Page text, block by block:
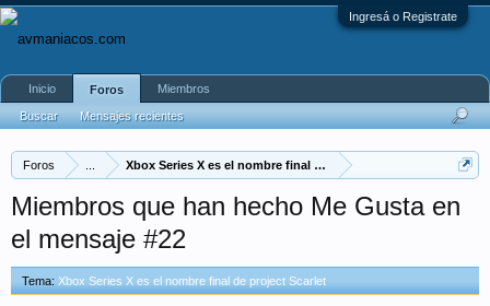
Ingresá o Registrate
Foros Xbox Series X es el nombre final de project Scarlet
Miembros que han hecho Me Gusta en
el mensaje #22
Tema: Xbox Series X es el nombre final de project Scarlet
Inicio
Foros
Buscar
Mensajes recientes
Miembros